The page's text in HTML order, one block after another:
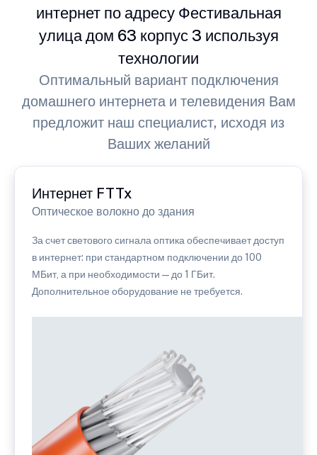
интернет по адресу Фестивальная
улица дом 63 корпус 3 используя
технологии
Оптимальный вариант подключения
домашнего интернета и телевидения Вам
предложит наш специалист, исходя из
Ваших желаний
Интернет FTTx
Оптическое волокно до здания
За счет светового сигнала оптика обеспечивает доступ
в интернет: при стандартном подключении до 100
МБит, а при необходимости — до 1 ГБит.
Дополнительное оборудование не требуется.